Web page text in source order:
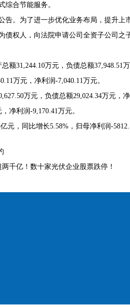
综合节能服务。
告。为了进一步优化业务布局，提升上
债权人，向法院申请公司全资子公司之
31,244.10万元，负债总额37,948.51
万元，净利润-7,040.11万元。
万元，负债总额29,024.34万元，
净利润-9,170.41万元。
，同比增长5.58%，归母净利润-
千亿！数十家光伏企业股票跌停！